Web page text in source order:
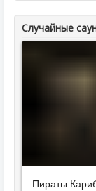
Случайные
Пираты